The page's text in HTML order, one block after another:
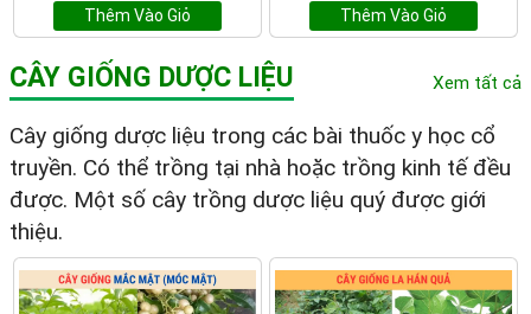
Thêm Vào Giỏ Thêm Vào Giỏ
CÂY GIỐNG DƯỢC LIỆU Xem tất cả
Cây giống dược liệu trong các bài thuốc y học cổ
truyền. Có thể trồng tại nhà hoặc trồng kinh tế đều
được. Một số cây trồng dược liệu quý được giới
thiệu.